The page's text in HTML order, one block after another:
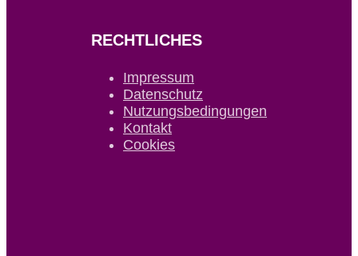
RECHTLICHES
Impressum
Datenschutz
Nutzungsbedingungen
Kontakt
Cookies